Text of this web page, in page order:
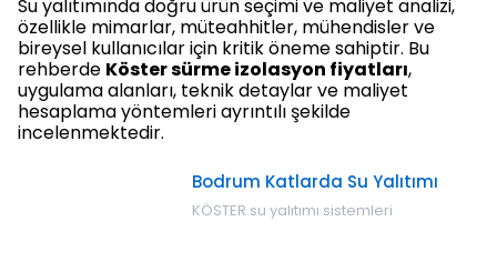
Su yalıtımında doğru ürün seçimi ve maliyet analizi,
özellikle mimarlar, müteahhitler, mühendisler ve
bireysel kullanıcılar için kritik öneme sahiptir. Bu
rehberde Köster sürme izolasyon fiyatları,
uygulama alanları, teknik detaylar ve maliyet
hesaplama yöntemleri ayrıntılı şekilde
incelenmektedir.
Bodrum Katlarda Su Yalıtımı
KÖSTER su yalıtımı sistemleri